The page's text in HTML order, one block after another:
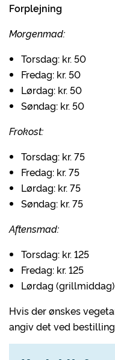
Forplejning
Morgenmad:
Torsdag: kr. 50
Fredag: kr. 50
Lørdag: kr. 50
Søndag: kr. 50
Frokost:
Torsdag: kr. 75
Fredag: kr. 75
Lørdag: kr. 75
Søndag: kr. 75
Aftensmad:
Torsdag: kr. 125
Fredag: kr. 125
Lørdag
Hvis der ønskes
angiv det ved